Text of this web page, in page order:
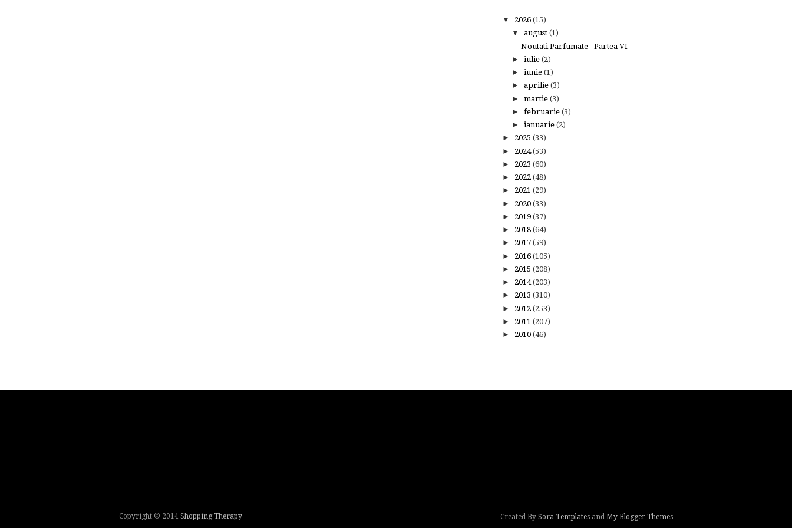
▼ 2026 (15)
▼ august (1)
Noutati Parfumate - Partea VI
► iulie (2)
► iunie (1)
► aprilie (3)
► martie (3)
► februarie (3)
► ianuarie (2)
► 2025 (33)
► 2024(53)
► 2023 (60)
► 2022 (48)
► 2021 (29)
► 2020 (33)
► 2019 (37)
► 2018 (64)
► 2017 (59)
► 2016 (105)
► 2015 (208)
► 2014(203)
► 2013 (310)
► 2012 (253)
► 2011 (207)
► 2010 (46)
Copyright © 2014 Shopping Therapy Created By Sora Templates and My Blogger Themes